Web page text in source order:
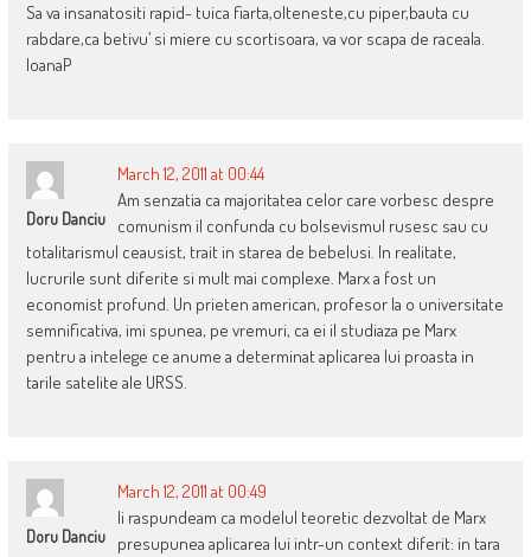
Sa va insanatositi rapid- tuica fiarta,olteneste,cu piper,bauta cu
rabdare,ca betivu’ si miere cu scortisoara, va vor scapa de raceala.
IoanaP
Doru Danciu
March 12, 2011 at 00:44
Am senzatia ca majoritatea celor care vorbesc despre
comunism il confunda cu bolsevismul rusesc sau cu
totalitarismul ceausist, trait in starea de bebelusi. In realitate,
lucrurile sunt diferite si mult mai complexe. Marx a fost un
economist profund. Un prieten american, profesor la o universitate
semnificativa, imi spunea, pe vremuri, ca ei il studiaza pe Marx
pentru a intelege ce anume a determinat aplicarea lui proasta in
tarile satelite ale URSS.
Doru Danciu
March 12, 2011 at 00:49
Ii raspundeam ca modelul teoretic dezvoltat de Marx
presupunea aplicarea lui intr-un context diferit: in tara